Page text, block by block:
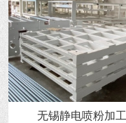
无锡静电喷粉加工